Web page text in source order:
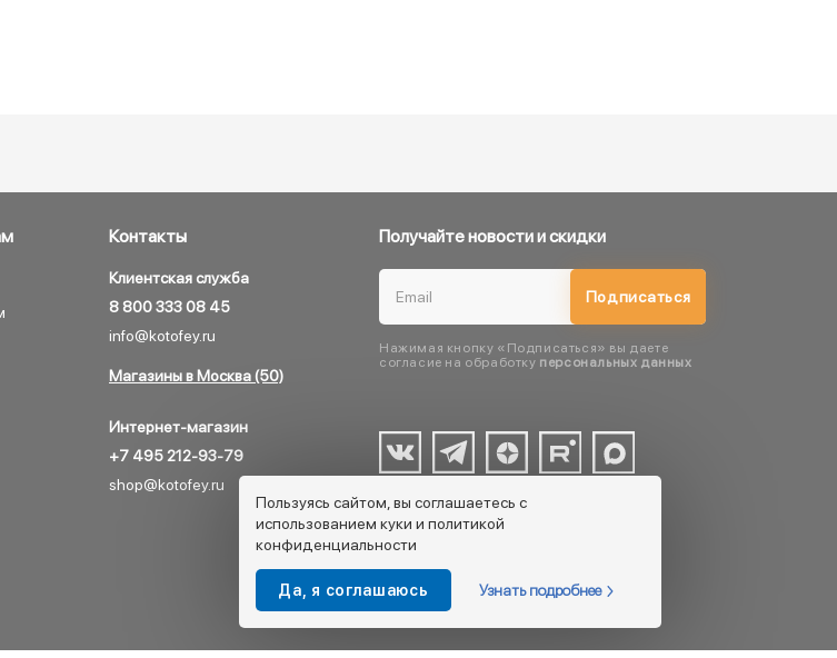
Контакты
Клиентская служба
8 800 333 08 45
info@kotofey.ru
Магазины в Москва (50)
Интернет-магазин
+7 495 212-93-79
shop@kotofey.ru
Получайте новости и скидки
Подписаться
Нажимая кнопку «Подписаться» вы даете
согласие на обработку персональных данных
Пользуясь сайтом, вы соглашаетесь с
использованием куки и политикой
конфиденциальности
Да, я соглашаюсь Узнать подробнее